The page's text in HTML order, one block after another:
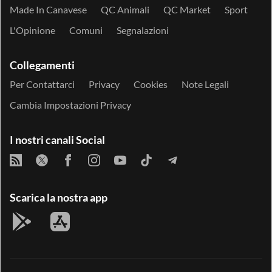
Made In Canavese
QC Animali QC Market
Sport
L'Opinione
Comuni Segnalazioni
Collegamenti
Per Contattarci Privacy Cookies
Note Legali
Cambia Impostazioni Privacy
I nostri canali Social
Scarica la nostra app